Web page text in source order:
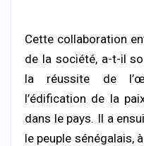
Cette collaboration
de la société, a-t-il
la réussite de
l’édification de la
dans le pays. Il a
le peuple sénégalais,